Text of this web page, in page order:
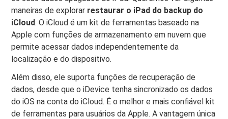
maneiras de explorar restaurar o iPad do backup do
iCloud. O iCloud é um kit de ferramentas baseado na
Apple com funções de armazenamento em nuvem que
permite acessar dados independentemente da
localização e do dispositivo.
Além disso, ele suporta funções de recuperação de
dados, desde que o iDevice tenha sincronizado os dados
do iOS na conta do iCloud. É o melhor e mais confiável kit
de ferramentas para usuários da Apple. A vantagem única